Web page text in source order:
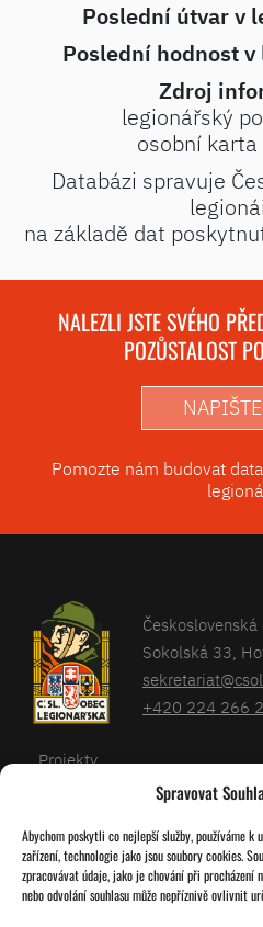
Spravovat
Abychom poskytli co nejlepší služby, používáme
zařízení, technologie jako jsou soubory cookies.
zpracovávat údaje, jako je chování při procházení
nebo odvolání souhlasu může nepříznivě ovlivnit
Poslední útvar v
Poslední hodnost
Zdroj
legionářský
osobní
Databázi spravuje
na základě dat
NALEZLI JSTE SVÉHO
POZŮSTALOST
Pomozte nám budovat
Sokolská 33,
+420 224 266
Projekty
Kalendář
O nás